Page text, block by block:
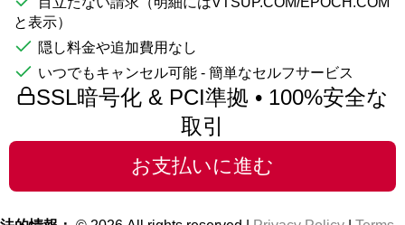
と表示）
隠し料金や追加費用なし
いつでもキャンセル可能 - 簡単なセルフサービス
SSL暗号化 & PCI準拠 • 100%安全な
取引